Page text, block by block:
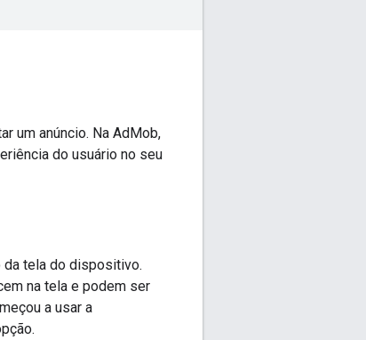
um anúncio. Na AdMob,
do usuário no seu
da tela do dispositivo.
na tela e podem ser
a usar a